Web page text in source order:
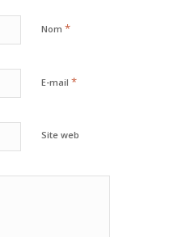
Nom *
E-mail *
Site web